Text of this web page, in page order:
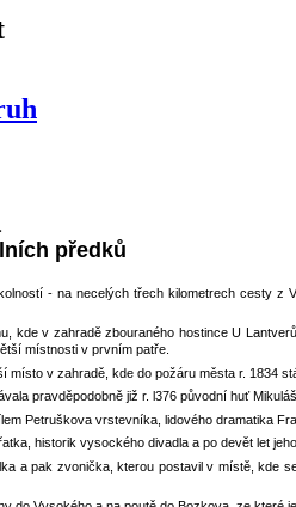
předků
- na necelých třech kilometrech cesty
kde v zahradě zbouraného hostince U
místnosti v prvním patře.
v zahradě, kde do požáru města r. 1834
pravděpodobně již r. l376 původní huť
Petruškova vrstevníka, lidového dramatika
historik vysockého divadla a po devět let
a pak zvonička, kterou postavil v místě, kde